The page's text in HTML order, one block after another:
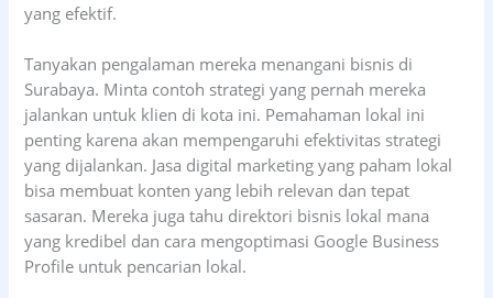
yang efektif.
Tanyakan pengalaman mereka menangani bisnis di
Surabaya. Minta contoh strategi yang pernah mereka
jalankan untuk klien di kota ini. Pemahaman lokal ini
penting karena akan mempengaruhi efektivitas strategi
yang dijalankan. Jasa digital marketing yang paham lokal
bisa membuat konten yang lebih relevan dan tepat
sasaran. Mereka juga tahu direktori bisnis lokal mana
yang kredibel dan cara mengoptimasi Google Business
Profile untuk pencarian lokal.